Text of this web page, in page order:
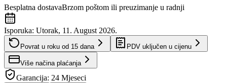
Besplatna dostavaBrzom poštom ili preuzimanje u radnji
Isporuka: Utorak, 11. August 2026.
Povrat u roku od 15 dana PDV uključen u cijenu
Više načina plaćanja
Garancija: 24 Mjeseci